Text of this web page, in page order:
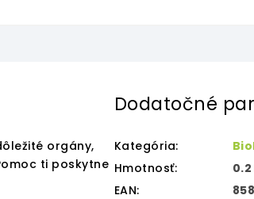
orgány,
ti poskytne
Dodatočné
Kategória:
Hmotnosť:
EAN: